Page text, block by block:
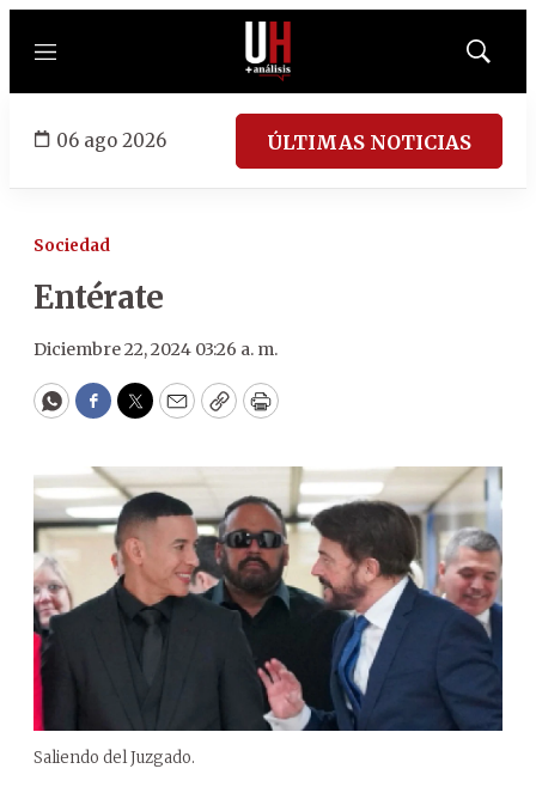
Menú
Mostrar
06 ago 2026 ÚLTIMAS NOTICIAS
Sociedad
Entérate
Diciembre 22, 2024 03:26 a. m.
WhatsApp
Facebook
Twitter
EmailCopyPrint
Saliendo del Juzgado.